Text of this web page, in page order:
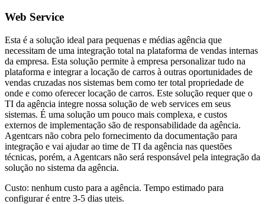
Web Service
Esta é a solução ideal para pequenas e médias agência que
necessitam de uma integração total na plataforma de vendas internas
da empresa. Esta solução permite à empresa personalizar tudo na
plataforma e integrar a locação de carros à outras oportunidades de
vendas cruzadas nos sistemas bem como ter total propriedade de
onde e como oferecer locação de carros. Este solução requer que o
TI da agência integre nossa solução de web services em seus
sistemas. É uma solução um pouco mais complexa, e custos
externos de implementação são de responsabilidade da agência.
Agentcars não cobra pelo fornecimento da documentação para
integração e vai ajudar ao time de TI da agência nas questões
técnicas, porém, a Agentcars não será responsável pela integração da
solução no sistema da agência.
Custo: nenhum custo para a agência. Tempo estimado para
configurar é entre 3-5 dias uteis.